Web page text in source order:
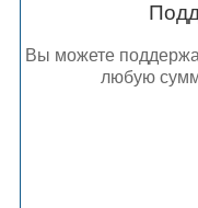
Вы можете
любую